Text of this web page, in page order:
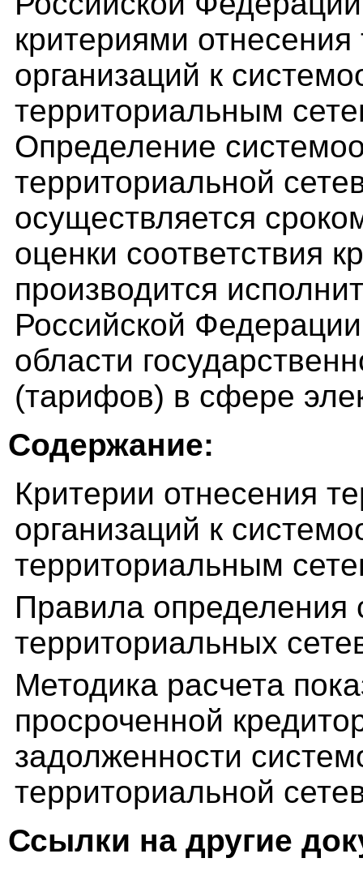
критериями
организаций к
территориальным
Определение
территориальной
осуществляется
оценки соответствия
производится
Российской
области
(тарифов) в сфере
Содержание:
Критерии отнесения
организаций к
территориальным
Правила
территориальных
Методика расчета
просроченной
задолженности
территориальной
Ссылки на другие